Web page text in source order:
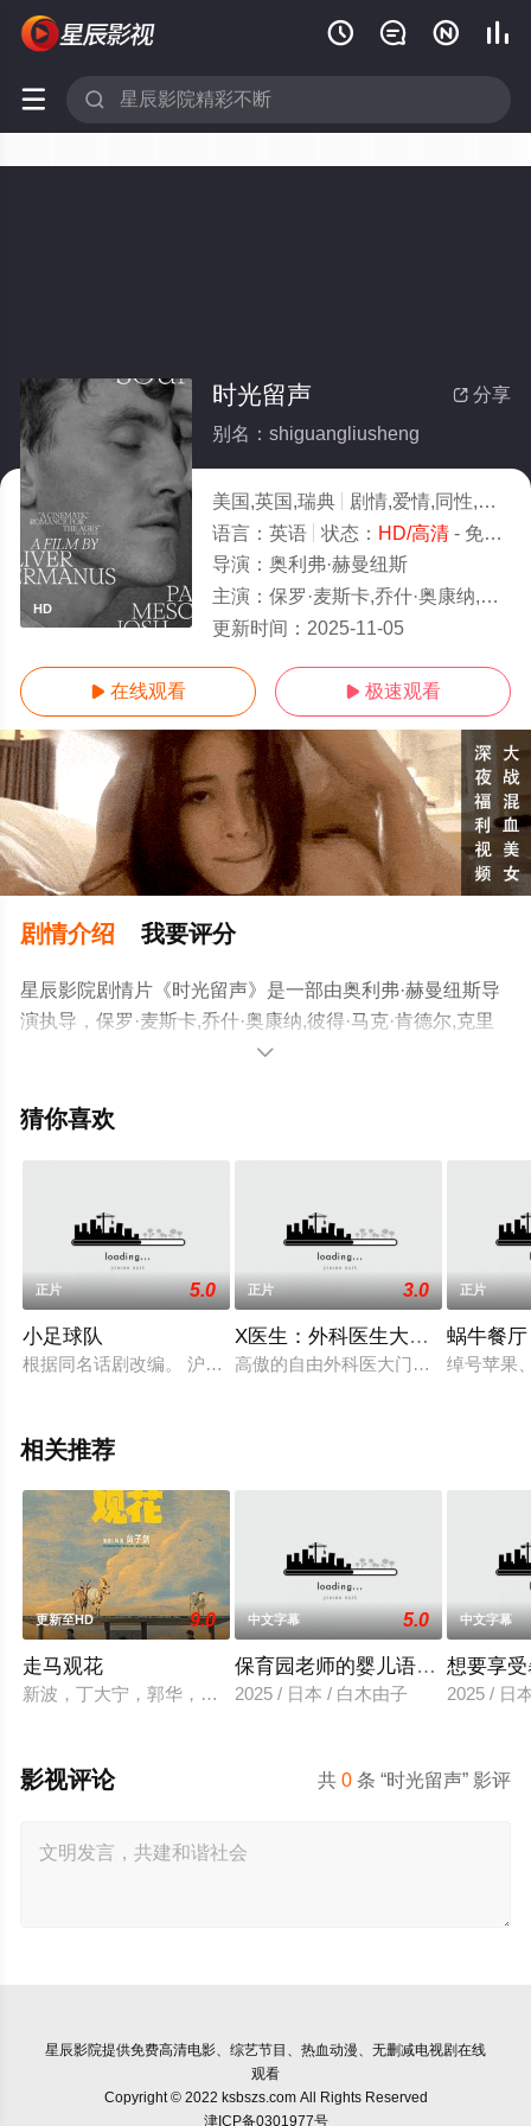
   
 
HD
 分享
时光留声
别名：shiguangliusheng
美国,英国,瑞典 剧情,爱情,同性,历史
语言： 英语 状态： HD/高清- 免费在线观看
导演： 奥利弗·赫曼纽斯
主演： 保罗·麦斯卡,乔什·奥康纳,彼得·马克·肯德尔,克里斯
更新时间： 2025-11-05
 在线观看  极速观看
剧情介绍 我要评分
星辰影院剧情片《时光留声》是一部由奥利弗·赫曼纽斯导
演执导，保罗·麦斯卡,乔什·奥康纳,彼得·马克·肯德尔,克里
斯·库珀,莫莉·皮瑞斯,拉法埃尔·沙巴拉格,哈德莉·罗宾逊,艾
特利特,加里·雷蒙德,斯万米·萨姆派奥,迈克尔·D·泽维尔,威
就来星辰电影院，更多相关信息可移步至豆瓣电影、电视
猫或剧情网等平台了解。

猜你喜欢
正片 5.0
小足球队
根据同名话剧改编。 沪明中学初二甲班学生路阳天真活泼，爱
正片 3.0
X医生：外科医生大门未知子 特
高傲的自由外科医大门未知子面临断
正片
蜗牛餐厅
绰号苹果
相关推荐
更新至HD 9.0
走马观花
新波，丁大宁，郭华，程一木他们毕业于同一所大学。他们和
中文字幕 5.0
保育园老师的婴儿语让人超兴奋
2025 / 日本 / 白木由子
中文字幕
想要享
2025 / 日
共0 条 “时光留声” 影评
影视评论
星辰影院提供免费高清电影、综艺节目、热血动漫、无删减电视剧在线
观看
Copyright © 2022 ksbszs.com All Rights Reserved
津ICP备0301977号